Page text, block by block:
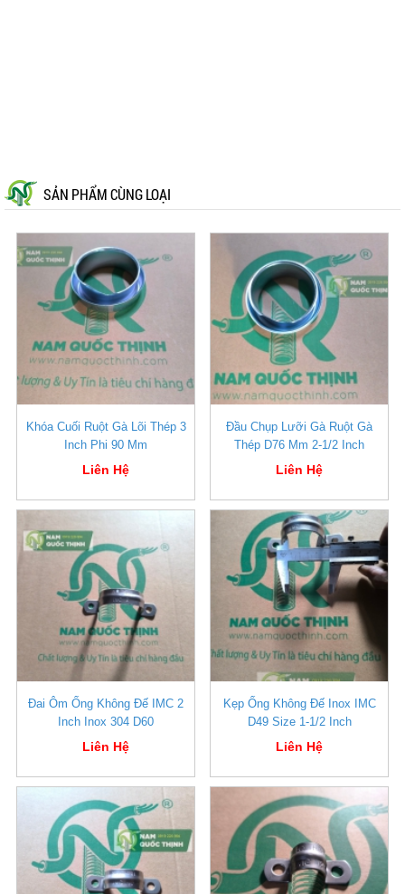
SẢN PHẨM CÙNG LOẠI
Khóa Cuối Ruột Gà Lõi Thép 3
Inch Phi 90 Mm
Liên Hệ
Đầu Chụp Lưỡi Gà Ruột Gà
Thép D76 Mm 2-1/2 Inch
Liên Hệ
Đai Ôm Ống Không Đế IMC 2
Inch Inox 304 D60
Liên Hệ
Kẹp Ống Không Đế Inox IMC
D49 Size 1-1/2 Inch
Liên Hệ